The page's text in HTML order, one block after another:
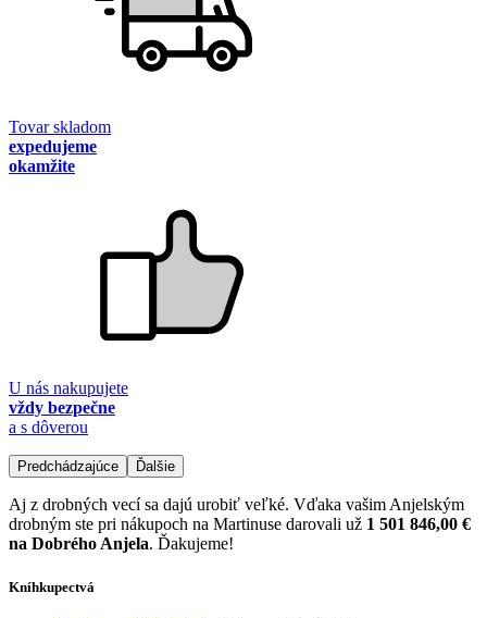
Tovar skladom
expedujeme
okamžite
U nás nakupujete
vždy bezpečne
a s dôverou
Predchádzajúce Ďalšie
Aj z drobných vecí sa dajú urobiť veľké. Vďaka vašim Anjelským
drobným ste pri nákupoch na Martinuse darovali už 1 501 846,00 €
na Dobrého Anjela. Ďakujeme!
Kníhkupectvá